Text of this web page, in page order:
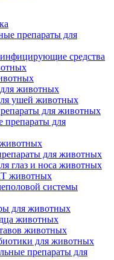
препараты для
средства
животных
ушей животных
для животных
препараты для
для животных
глаз и носа животных
животных
системы
для животных
животных
животных
для животных
препараты для